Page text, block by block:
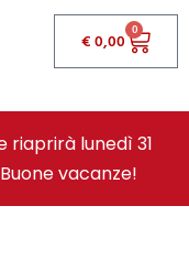
€0,00 0
riaprirà lunedì 31
vacanze!